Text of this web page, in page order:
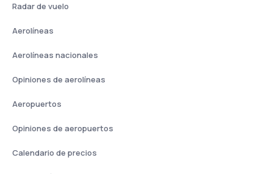
Radar de vuelo
Aerolíneas
Aerolíneas nacionales
Opiniones de aerolíneas
Aeropuertos
Opiniones de aeropuertos
Calendario de precios